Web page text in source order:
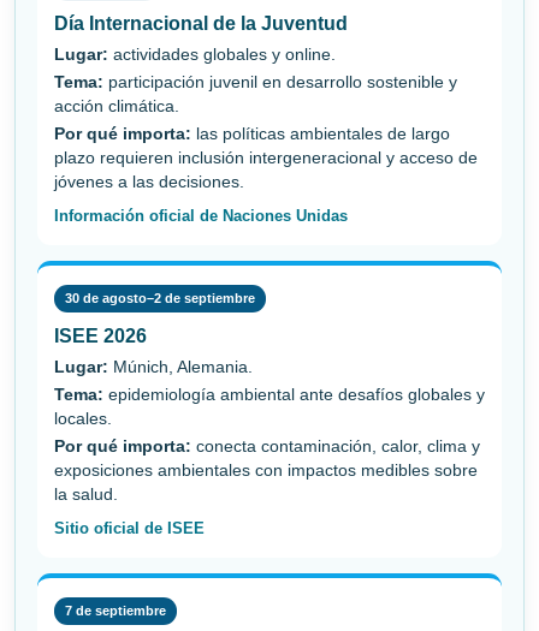
Día Internacional de la Juventud
Lugar: actividades globales y online.
Tema: participación juvenil en desarrollo sostenible y
acción climática.
Por qué importa: las políticas ambientales de largo
plazo requieren inclusión intergeneracional y acceso de
jóvenes a las decisiones.
Información oficial de Naciones Unidas
30 de agosto–2 de septiembre
ISEE 2026
Lugar: Múnich, Alemania.
Tema: epidemiología ambiental ante desafíos globales y
locales.
Por qué importa: conecta contaminación, calor, clima y
exposiciones ambientales con impactos medibles sobre
la salud.
Sitio oficial de ISEE
7 de septiembre